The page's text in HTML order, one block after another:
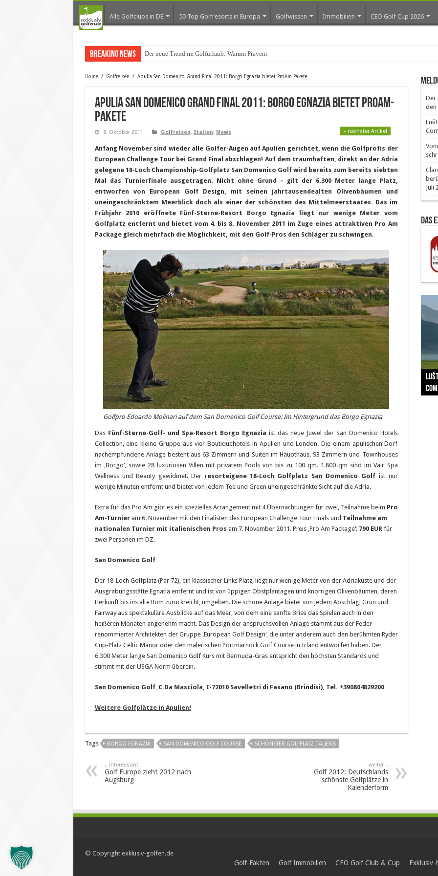
Alle Golfclubs in DE 50 Top Golfresorts in Europa Golfwissen Immobilien CEO Golf Cup 2026
Breaking News Der neue Trend im Golfurlaub: Warum Prävention den Abschlag
Home / Golfreisen / Apulia San Domenico Grand Final 2011: Borgo Egnazia bietet ProAm-Pakete
Apulia San Domenico Grand Final 2011: Borgo Egnazia bietet ProAm-
Pakete
8. Oktober 2011 Golfreisen, Italien, News » nächster Artikel
Anfang November sind wieder alle Golfer-Augen auf Apulien gerichtet, wenn die Golfprofis der
European Challenge Tour bei Grand Final abschlagen! Auf dem traumhaften, direkt an der Adria
gelegene 18-Loch Championship-Golfplatz San Domenico Golf wird bereits zum bereits siebten
Mal das Turnierfinale ausgetragen. Nicht ohne Grund – gilt der 6.300 Meter lange Platz,
entworfen von European Golf Design, mit seinen jahrtausendealten Olivenbäumen und
uneingeschränktem Meerblick doch als einer der schönsten des Mittelmeerstaates. Das im
Frühjahr 2010 eröffnete Fünf-Sterne-Resort Borgo Egnazia liegt nur wenige Meter vom
Golfplatz entfernt und bietet vom 4. bis 8. November 2011 im Zuge eines attraktiven Pro Am
Package gleich mehrfach die Möglichkeit, mit den Golf-Pros den Schläger zu schwingen.
Golfpro Edoardo Molinari auf dem San Domenico Golf Course: Im Hintergrund das Borgo Egnazia
Das Fünf-Sterne-Golf- und Spa-Resort Borgo Egnazia ist das neue Juwel der San Domenico Hotels
Collection, eine kleine Gruppe aus vier Boutiquehotels in Apulien und London. Die einem apulischen Dorf
nachempfundene Anlage besteht aus 63 Zimmern und Suiten im Haupthaus, 93 Zimmern und Townhouses
im ‚Borgo‘, sowie 28 luxuriösen Villen mit privatem Pools von bis zu 100 qm. 1.800 qm sind im Vair Spa
Wellness und Beauty gewidmet. Der resorteigene 18-Loch Golfplatz San Domenico Golf ist nur
wenige Minuten entfernt und bietet von jedem Tee und Green uneingeschränkte Sicht auf die Adria.
Extra für das Pro Am gibt es ein spezielles Arrangement mit 4 Übernachtungen für zwei, Teilnahme beim Pro
Am-Turnier am 6. November mit den Finalisten des European Challenge Tour Finals und Teilnahme am
nationalen Turnier mit italienischen Pros am 7. November 2011. Preis ‚Pro Am Package‘: 790 EUR für
zwei Personen im DZ.
San Domenico Golf
Der 18-Loch Golfplatz (Par 72), ein klassischer Links Platz, liegt nur wenige Meter von der Adriaküste und der
Ausgrabungsstätte Egnatia entfernt und ist von üppigen Obstplantagen und knorrigen Olivenbäumen, deren
Herkunft bis ins alte Rom zurückreicht, umgeben. Die schöne Anlage bietet von jedem Abschlag, Grün und
Fairway aus spektakuläre Ausblicke auf das Meer, von dem eine sanfte Brise das Spielen auch in den
heißeren Monaten angenehm macht. Das Design der anspruchsvollen Anlage stammt aus der Feder
renommierter Architekten der Gruppe ‚European Golf Design‘, die unter anderem auch den berühmten Ryder
Cup-Platz Celtic Manor oder den malerischen Portmarnock Golf Course in Irland entworfen haben. Der
6.300 Meter lange San Domenico Golf Kurs mit Bermuda-Gras entspricht den höchsten Standards und
stimmt mit der USGA Norm überein.
San Domenico Golf, C.Da Masciola, I-72010 Savelletri di Fasano (Brindisi), Tel. +390804829200
Weitere Golfplätze in Apulien!
Tags BORGO EGNAZIA SAN DOMENICO GOLF COURSE SCHÖNSTER GOLFPLATZ ITALIENS
.. interessant
Golf Europe zieht 2012 nach
Augsburg
weiter ..
Golf 2012: Deutschlands
schönste Golfplätze in
Kalenderform
Der
den
Juli
Das
Golf-Fakten Golf Immobilien CEO Golf Club & Cup Exklusiv-
© Copyright exklusiv-golfen.de